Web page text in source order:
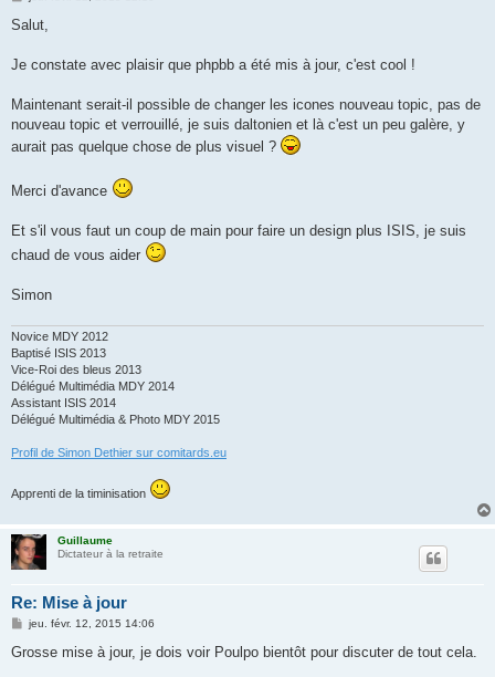
s
g
Salut,
Je constate avec plaisir que phpbb a été mis à jour, c'est cool !
Maintenant serait-il possible de changer les icones nouveau topic, pas de
nouveau topic et verrouillé, je suis daltonien et là c'est un peu galère, y
aurait pas quelque chose de plus visuel ?
Merci d'avance
Et s'il vous faut un coup de main pour faire un design plus ISIS, je suis
chaud de vous aider
Simon
Novice MDY 2012
Baptisé ISIS 2013
Vice-Roi des bleus 2013
Délégué Multimédia MDY 2014
Assistant ISIS 2014
Délégué Multimédia & Photo MDY 2015
Profil de Simon Dethier sur comitards.eu
Apprenti de la timinisation
Guillaume
Dictateur à la retraite
Re: Mise à jour
M
s
jeu. févr. 12, 2015 14:06
Grosse mise à jour, je dois voir Poulpo bientôt pour discuter de tout cela.